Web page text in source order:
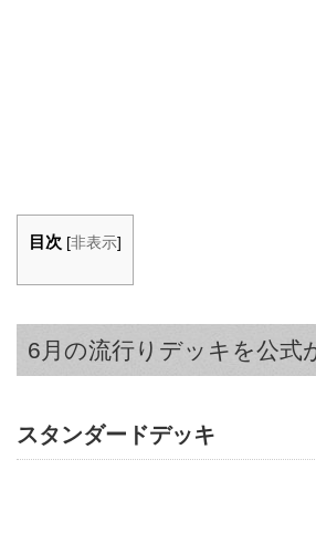
目次 [非表示]
6月の流行りデッキを公式
スタンダードデッキ